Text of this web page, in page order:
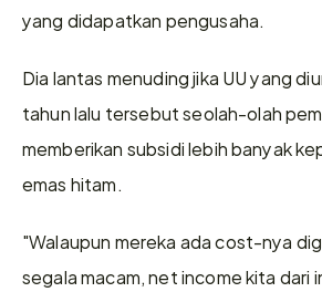
yang didapatkan pengusaha.
Dia lantas menuding jika UU yang
tahun lalu tersebut seolah-olah
memberikan subsidi lebih banyak
emas hitam.
"Walaupun mereka ada cost-nya
segala macam, net income kita dari